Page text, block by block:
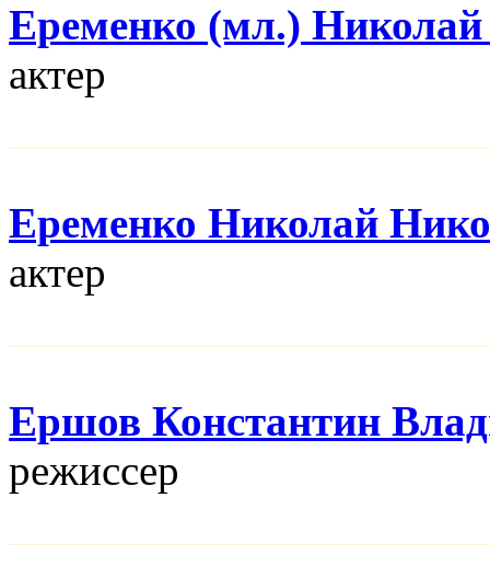
Еременко (мл.)
актер
Еременко Николай
актер
Ершов Константин
режисcер